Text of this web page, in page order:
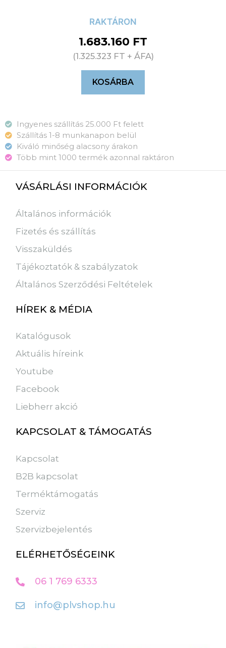
RAKTÁRON
1.683.160 FT
(1.325.323 FT + ÁFA)
KOSÁRBA
Ingyenes szállítás 25.000 Ft felett
Szállítás 1-8 munkanapon belül
Kiváló minőség alacsony árakon
Több mint 1000 termék azonnal raktáron
VÁSÁRLÁSI INFORMÁCIÓK
Általános információk
Fizetés és szállítás
Visszaküldés
Tájékoztatók & szabályzatok
Általános Szerződési Feltételek
HÍREK & MÉDIA
Katalógusok
Aktuális híreink
Youtube
Facebook
Liebherr akció
KAPCSOLAT & TÁMOGATÁS
Kapcsolat
B2B kapcsolat
Terméktámogatás
Szerviz
Szervizbejelentés
ELÉRHETŐSÉGEINK
06 1 769 6333
info@plvshop.hu